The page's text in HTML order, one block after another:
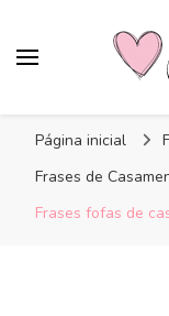
Página inicial
Frases de
Frases fofas de